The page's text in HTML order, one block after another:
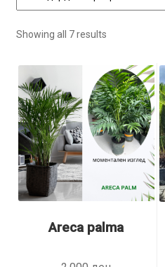
Mаслини
Собни растениа
Саксии
Декоративни
Додатоци
Showing all 7 results
Areca palma